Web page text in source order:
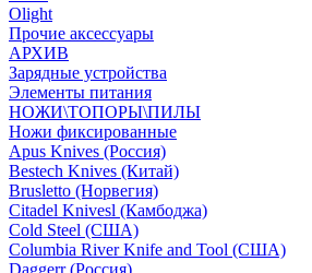
Olight
Прочие аксессуары
АРХИВ
Зарядные устройства
Элементы питания
НОЖИ\ТОПОРЫ\ПИЛЫ
Ножи фиксированные
Apus Knives (Россия)
Bestech Knives (Китай)
Brusletto (Норвегия)
Citadel Knivesl (Камбоджа)
Cold Steel (США)
Columbia River Knife and Tool (США)
Daggerr (Россия)